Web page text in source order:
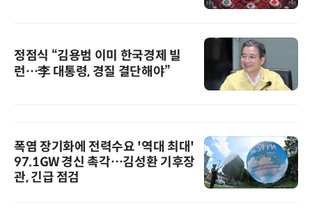
정점식 “김용범 이미 한국경제 빌
런…李 대통령, 경질 결단해야”
폭염 장기화에 전력수요 '역대 최대'
97.1GW 경신 촉각…김성환 기후장
관, 긴급 점검